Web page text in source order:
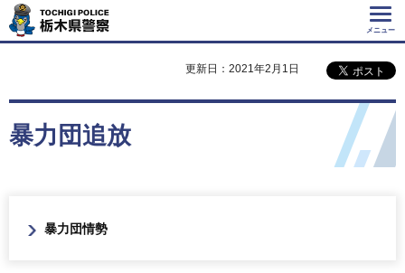
Tochigi Police 栃
木県警察
メニュー
更新日：2021年2月1日
暴力団追放
暴力団情勢